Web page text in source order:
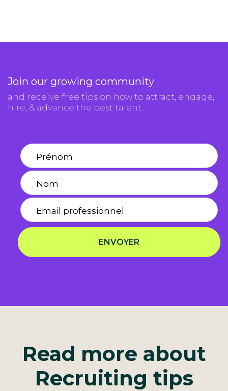
Join our growing community
and receive free tips on how to attract, engage,
hire, & advance the best talent.
ENVOYER
Read more about
Recruiting tips